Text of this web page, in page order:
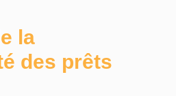
la
des prêts